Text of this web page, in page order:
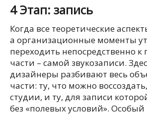
4 Этап: запись
Когда все теоретические
а организационные моменты
переходить непосредственно к
части – самой звукозаписи.
дизайнеры разбивают весь
части: ту, что можно
студии, и ту, для записи
без «полевых условий». Особый